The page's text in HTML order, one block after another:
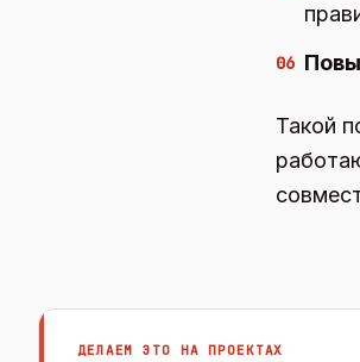
06
Такой
ДЕЛАЕМ ЭТО НА ПРОЕКТАХ